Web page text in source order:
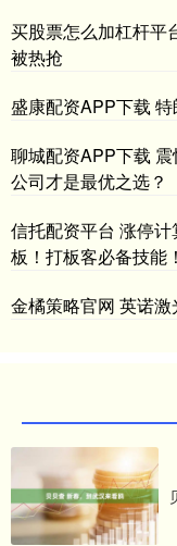
买股票怎么加杠杆平
被热抢
盛康配资APP下载
聊城配资APP下载
公司才是最优之选？
信托配资平台 涨停
板！打板客必备技能！
金橘策略官网 英诺